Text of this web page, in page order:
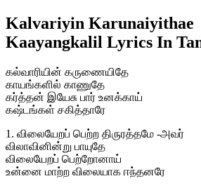
Kalvariyin Karunaiyithae
Kaayangkalil Lyrics In
கல்வாரியின் கருணையிதே
காயங்களில் காணுதே
கர்த்தன் இயேசு பார் உனக்காய்
கஷ்டங்கள் சகித்தாரே
1. விலையேறப் பெற்ற திருரத்தமே -அவர்
விலாவினின்று பாயுதே
விலையேறப் பெற்றோனாய்
உன்னை மாற்ற விலையாக ஈந்தனரே